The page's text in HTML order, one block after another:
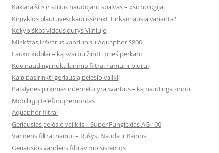
Kaklaraištis ir stilius naudojant spalvas – psichologija
Kirpyklos plautuvės: kaip išsirinkti tinkamiausią variantą?
Kokybiškos vidaus durys Vilniuje
Minkštas ir švarus vanduo su Aquaphor S800
Lauko kubilai – ką svarbu žinoti prieš perkant
Kuo naudingi nukalkinimo filtrai namui ir biurui
Kaip pasirinkti geriausią pelėsio valiklį
Patalynės pirkimas internetu yra svarbus – ką naudinga žinoti
Mobiliųjų telefonų remontas
Aquaphor filtrai
Geriausias pelėsio valiklis – Super Fungicidas AG 100
Vandens filtrai namui – Rūšys, Nauda ir Kainos
Geriausios vandens filtravimo sistemos